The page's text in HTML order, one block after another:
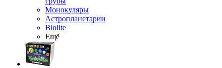
Монокуляры
Астропланетарии
Biolite
Ещё